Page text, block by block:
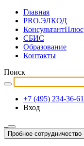
Главная
PRO.ЭЛКОД
КонсультантПлюс
СБИС
Образование
Контакты
Поиск
+7 (495) 234-36-61
Вход
Пробное сотрудничество